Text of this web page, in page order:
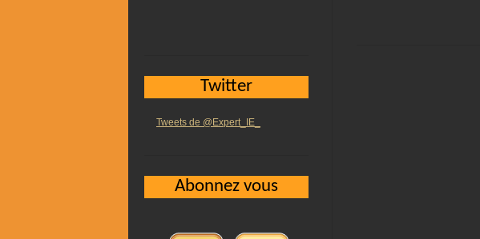
Twitter
Tweets de @Expert_IE_
Abonnez vous